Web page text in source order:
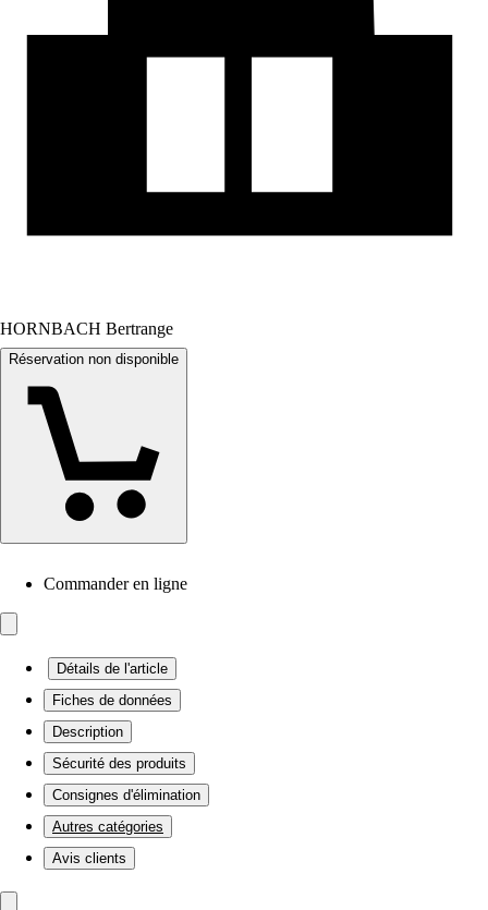
HORNBACH Bertrange
Réservation non disponible
Commander en ligne
Détails de l'article
Fiches de données
Description
Sécurité des produits
Consignes d'élimination
Autres catégories
Avis clients